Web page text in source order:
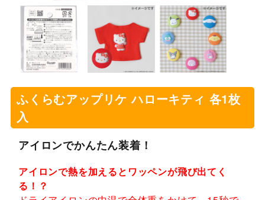
ふくらむアップリケ ハローキティ 各1枚
入
アイロンでかんたん装着！
アイロンで熱を加えるとワッペンが飛び出てく
る！？